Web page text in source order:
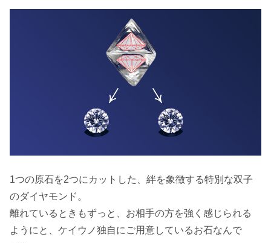
1つの原石を2つにカットした、絆を象徴する特別な双子
のダイヤモンド。
離れているときもずっと、お相手の方を強く感じられる
ようにと、ケイウノ独自にご用意しているお石なんで